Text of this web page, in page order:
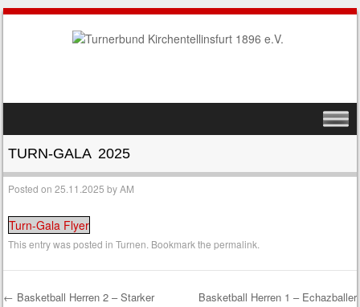
MENU
TURN-GALA 2025
Posted on25.11.2025 byAM
Turn-Gala Flyer
This entry was posted inTurnen . Bookmark thepermalink
← Basketball Herren 2 – Starker
Basketball Herren 1 – Echazballer